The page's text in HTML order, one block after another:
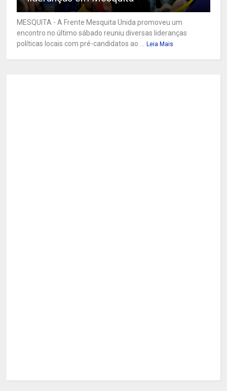
MESQUITA - A Frente Mesquita Unida promoveu um
encontro no último sábado reuniu diversas lideranças
políticas locais com pré-candidatos ao ...
Leia Mais